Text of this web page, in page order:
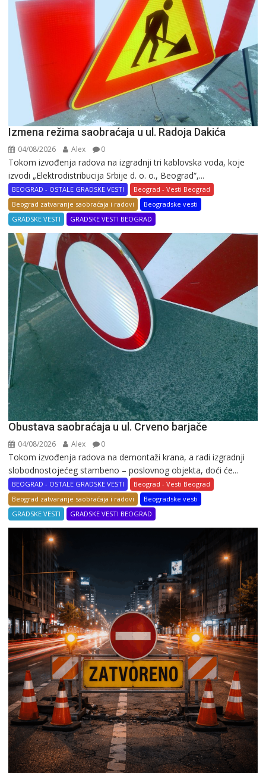
Izmena režima saobraćaja u ul. Radoja Dakića
04/08/2026 Alex 0
Tokom izvođenja radova na izgradnji tri kablovska voda, koje
izvodi „Elektrodistribucija Srbije d. o. o., Beograd“,...
BEOGRAD - OSTALE GRADSKE VESTI
Beograd - Vesti Beograd
Beograd zatvaranje saobraćaja i radovi
Beogradske vesti
GRADSKE VESTI
GRADSKE VESTI BEOGRAD
Obustava saobraćaja u ul. Crveno barjače
04/08/2026 Alex 0
Tokom izvođenja radova na demontaži krana, a radi izgradnji
slobodnostojećeg stambeno – poslovnog objekta, doći će...
BEOGRAD - OSTALE GRADSKE VESTI
Beograd - Vesti Beograd
Beograd zatvaranje saobraćaja i radovi
Beogradske vesti
GRADSKE VESTI
GRADSKE VESTI BEOGRAD